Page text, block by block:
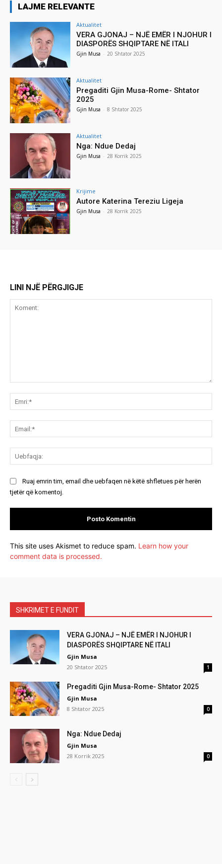
LAJME RELEVANTE
Aktualitet
VERA GJONAJ – NJË EMËR I NJOHUR I
DIASPORËS SHQIPTARE NË ITALI
Gjin Musa - 20 Shtator 2025
Aktualitet
Pregaditi Gjin Musa-Rome- Shtator
2025
Gjin Musa - 8 Shtator 2025
Aktualitet
Nga: Ndue Dedaj
Gjin Musa - 28 Korrik 2025
Krijime
Autore Katerina Tereziu Ligeja
Gjin Musa - 28 Korrik 2025
LINI NJË PËRGJIGJE
Ruaj emrin tim, email dhe uebfaqen në këtë shfletues për herën
tjetër që komentoj.
This site uses Akismet to reduce spam. Learn how your
comment data is processed.
SHKRIMET E FUNDIT
VERA GJONAJ – NJË EMËR I NJOHUR I
DIASPORËS SHQIPTARE NË ITALI
Gjin Musa
20 Shtator 2025
1
Pregaditi Gjin Musa-Rome- Shtator 2025
Gjin Musa
8 Shtator 2025
0
Nga: Ndue Dedaj
Gjin Musa
28 Korrik 2025
0